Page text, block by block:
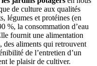
de culture aux qualités
légumes et protéines (en
%, la consommation d’eau
fournit une alimentation
des aliments qui retrouvent
de l’entretien d’un
le plaisir de cultiver.